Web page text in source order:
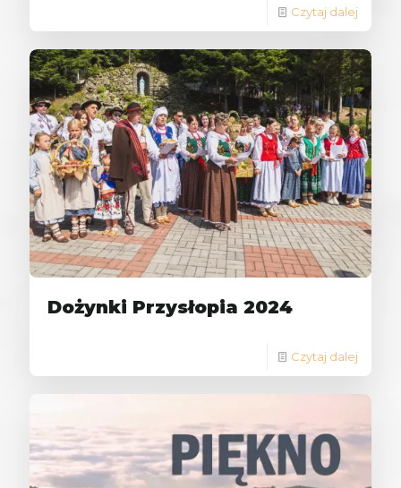
Czytaj dalej
Dożynki Przysłopia 2024
Czytaj dalej